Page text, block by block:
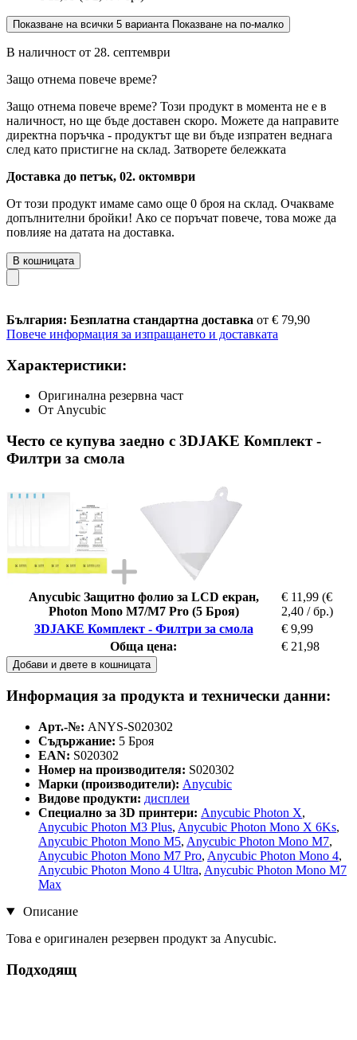
Показване на всички 5 варианта Показване на по-малко
В наличност от 28. септември
Защо отнема повече време?
Защо отнема повече време? Този продукт в момента не е в
наличност, но ще бъде доставен скоро. Можете да направите
директна поръчка - продуктът ще ви бъде изпратен веднага
след като пристигне на склад. Затворете бележката
Доставка до петък, 02. октомври
От този продукт имаме само още 0 броя на склад. Очакваме
допълнителни бройки! Ако се поръчат повече, това може да
повлияе на датата на доставка.
В кошницата
България: Безплатна стандартна доставка от € 79,90
Повече информация за изпращането и доставката
Характеристики:
Оригинална резервна част
От Anycubic
Често се купува заедно с 3DJAKE Комплект -
Филтри за смола
Anycubic Защитно фолио за LCD екран,
Photon Mono M7/M7 Pro (5 Броя)
€ 11,99 (€
2,40 / бр.)
3DJAKE Комплект - Филтри за смола
€ 9,99
Обща цена:
€ 21,98
Добави и двете в кошницата
Информация за продукта и технически данни:
Арт.-№: ANYS-S020302
Съдържание: 5 Броя
EAN: S020302
Номер на производителя: S020302
Марки (производители): Anycubic
Видове продукти: дисплеи
Специално за 3D принтери: Anycubic Photon X,
Anycubic Photon M3 Plus, Anycubic Photon Mono X 6Ks,
Anycubic Photon Mono M5, Anycubic Photon Mono M7,
Anycubic Photon Mono M7 Pro, Anycubic Photon Mono 4,
Anycubic Photon Mono 4 Ultra, Anycubic Photon Mono M7
Max
Описание
Това е оригинален резервен продукт за Anycubic.
Подходящ